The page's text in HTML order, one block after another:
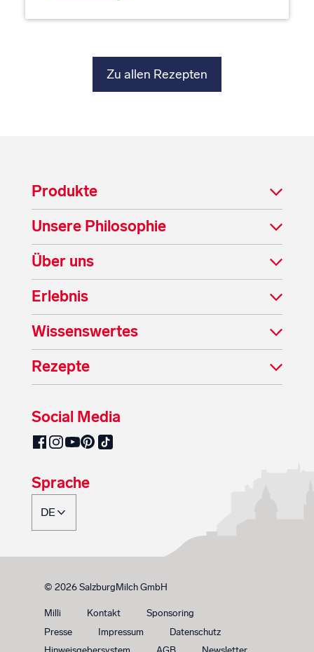
Zu allen Rezepten
Produkte
Unsere Philosophie
Über uns
Erlebnis
Wissenswertes
Rezepte
Social Media
SalzburgMilch auf Facebook
SalzburgMilch auf Instagram
SalzburgMilch auf YouTube
SalzburgMilch auf Pinterest
SalzburgMilch auf TikTok
Sprache
© 2026 SalzburgMilch GmbH
Milli Kontakt
Sponsoring
Presse
Impressum
Datenschutz